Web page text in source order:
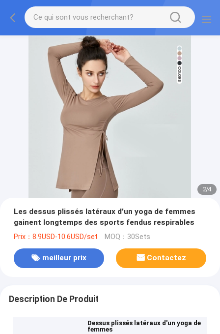
2/4
Les dessus plissés latéraux d'un yoga de femmes
gainent longtemps des sports fendus respirables
Prix：8.9USD-10.6USD/set MOQ：30Sets
meilleur prix Contactez
Description De Produit
Dessus plissés latéraux d'un yoga de
femmes